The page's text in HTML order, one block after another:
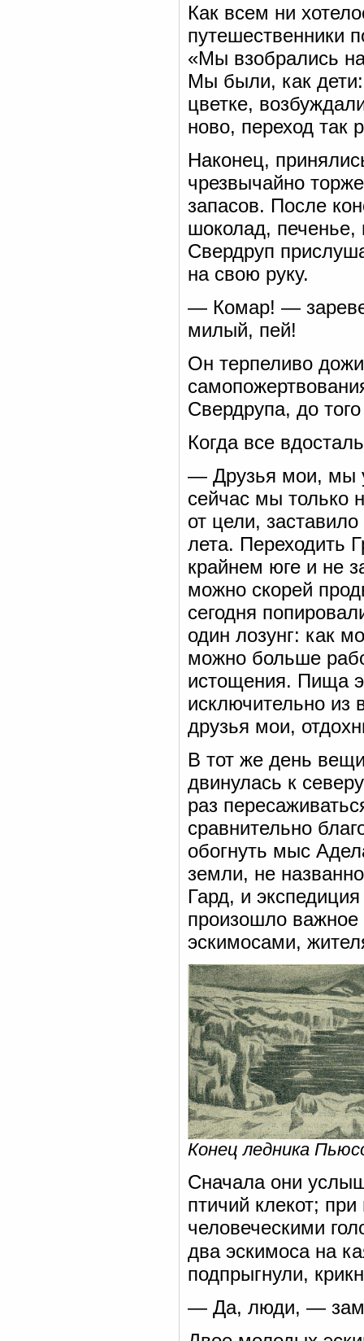
Как всем ни
путешественники
«Мы взобрались
Мы были, как дети:
цветке,
ново, переход так
Наконец,
чрезвычайно
запасов. После
шоколад,
Свердруп
на свою руку.
— Комар! —
милый, пей!
Он терпеливо
Свердрупа, до
Когда все
— Друзья мои, мы
сейчас мы только
от цели, заставило
лета. Переходить
крайнем юге и не
можно скорей
сегодня
один лозунг: как
можно больше
истощения. Пища
исключительно из
друзья мои,
В тот же день
двинулась к
раз
сравнительно
обогнуть мыс
земли, не
Гард, и
произошло важное
эскимосами,
Конец ледника
Сначала они
птичий клекот;
человеческими
два эскимоса на
подпрыгнули,
— Да, люди, —